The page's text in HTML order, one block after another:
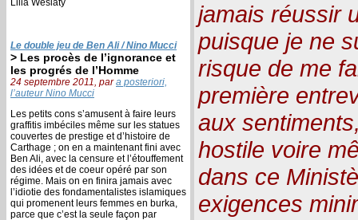
Le double jeu de Ben Ali / Nino Mucci
> Les procès de l’ignorance et
les progrés de l’Homme
24 septembre 2011, para posteriori,
l’auteur Nino Mucci
Les petits cons s’amusent à faire leurs
graffitis imbéciles même sur les statues
couvertes de prestige et d’histoire de
Carthage ; on en a maintenant fini avec
Ben Ali, avec la censure et l’étouffement
des idées et de coeur opéré par son
régime. Mais on en finira jamais avec
l’idiotie des fondamentalistes islamiques
qui promenent leurs femmes en burka,
parce que c’est la seule façon par
jamais réussir
puisque je ne
risque de me
première
aux
hostile voire
dans ce
exigences